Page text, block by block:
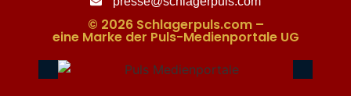
© 2026 Schlagerpuls.com –
eine Marke der Puls-Medienportale UG​